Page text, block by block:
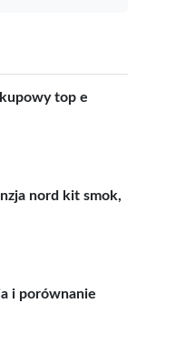
top e
nord kit smok,
i porównanie